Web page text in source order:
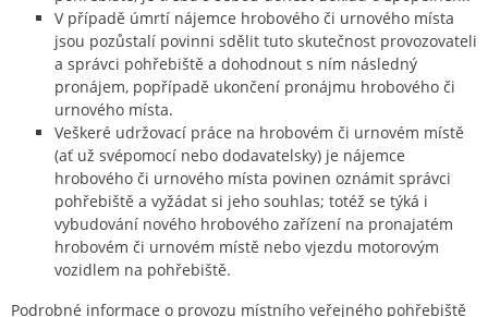
V případě úmrtí nájemce hrobového či urnového místa
jsou pozůstalí povinni sdělit tuto skutečnost provozovateli
a správci pohřebiště a dohodnout s ním následný
pronájem, popřípadě ukončení pronájmu hrobového či
urnového místa.
Veškeré udržovací práce na hrobovém či urnovém místě
(ať už svépomocí nebo dodavatelsky) je nájemce
hrobového či urnového místa povinen oznámit správci
pohřebiště a vyžádat si jeho souhlas; totéž se týká i
vybudování nového hrobového zařízení na pronajatém
hrobovém či urnovém místě nebo vjezdu motorovým
vozidlem na pohřebiště.
Podrobné informace o provozu místního veřejného pohřebiště